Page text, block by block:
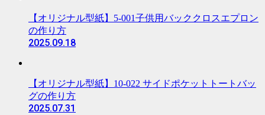
【オリジナル型紙】5-001子供用バッククロスエプロン
の作り方
2025.09.18
【オリジナル型紙】10-022 サイドポケットトートバッ
グの作り方
2025.07.31